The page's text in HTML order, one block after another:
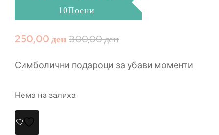
10Поени
300,00ден
250,00ден
Симболични подароци за убави моменти
Нема на залиха